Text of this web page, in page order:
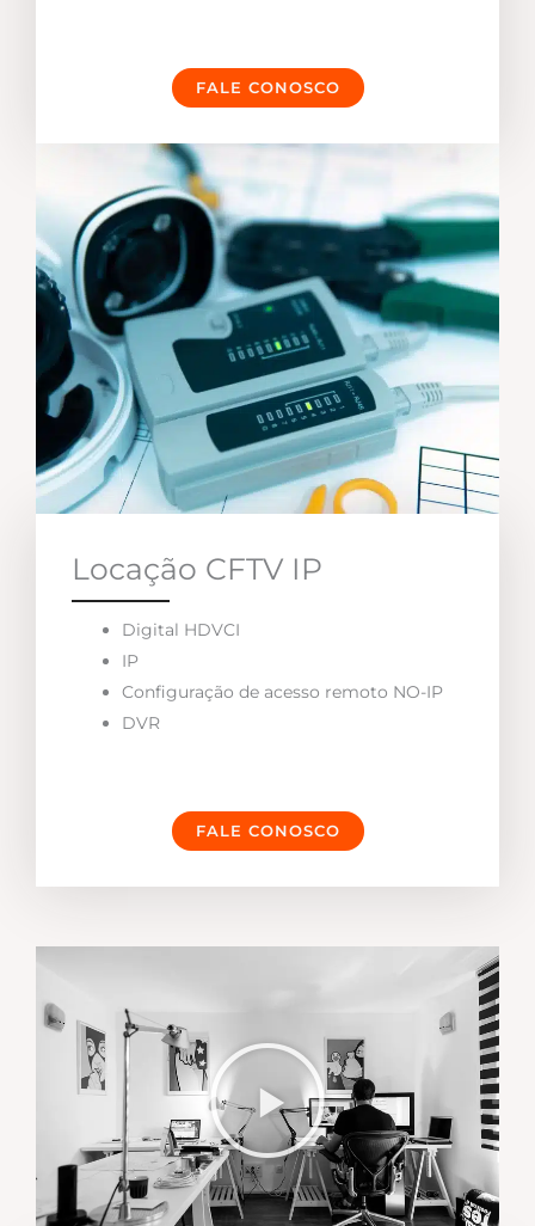
FALE CONOSCO
Locação CFTV IP
Digital HDVCI
IP
Configuração de acesso remoto NO-IP
DVR
FALE CONOSCO